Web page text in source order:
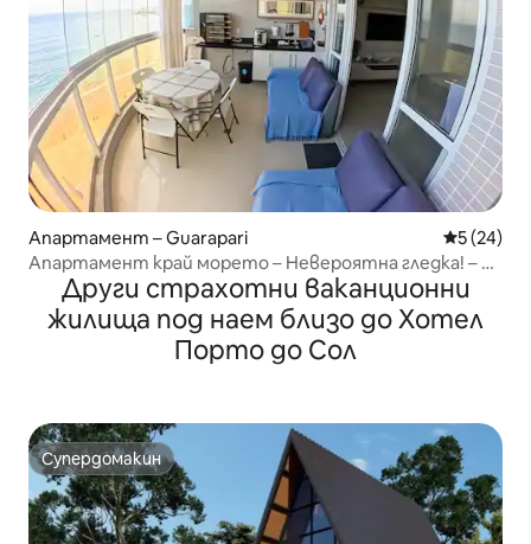
Апартамент – Guarapari Средна
5 (24)
Апартамент край морето – Невероятна гледка! – 2
паркоместа
Други страхотни ваканционни
жилища под наем близо до Хотел
Порто до Сол
Супердомакин
Супердомакин